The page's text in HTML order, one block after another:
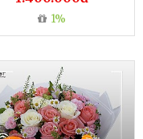
1%